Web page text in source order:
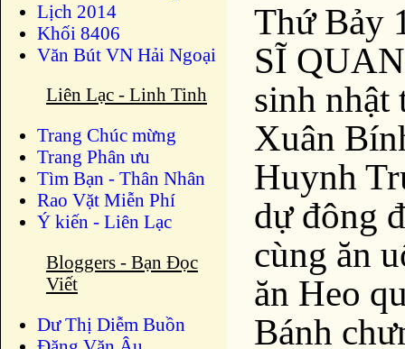
Lịch 2014
Khối 8406
Văn Bút VN Hải Ngoại
Liên Lạc - Linh Tinh
Trang Chúc mừng
Trang Phân ưu
Tìm Bạn - Thân Nhân
Rao Vặt Miễn Phí
Ý kiến - Liên Lạc
Bloggers - Bạn Đọc
Viết
Dư Thị Diễm Buồn
Thứ Bảy
SĨ
sinh nhật
Xuân
Huynh
dự đông
cùng ăn
ăn Heo
Bánh